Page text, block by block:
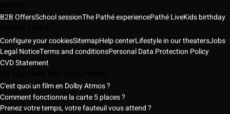
B2B OffersSchool sessionThe Pathé experiencePathé LiveKids birthday
Configure your cookiesSitemapHelp centerLifestyle in our theatersJobs
Legal NoticeTerms and conditionsPersonal Data Protection Policy
CVD Statement
C'est quoi un film en Dolby Atmos ?
Comment fonctionne la carte 5 places ?
Prenez votre temps, votre fauteuil vous attend ?